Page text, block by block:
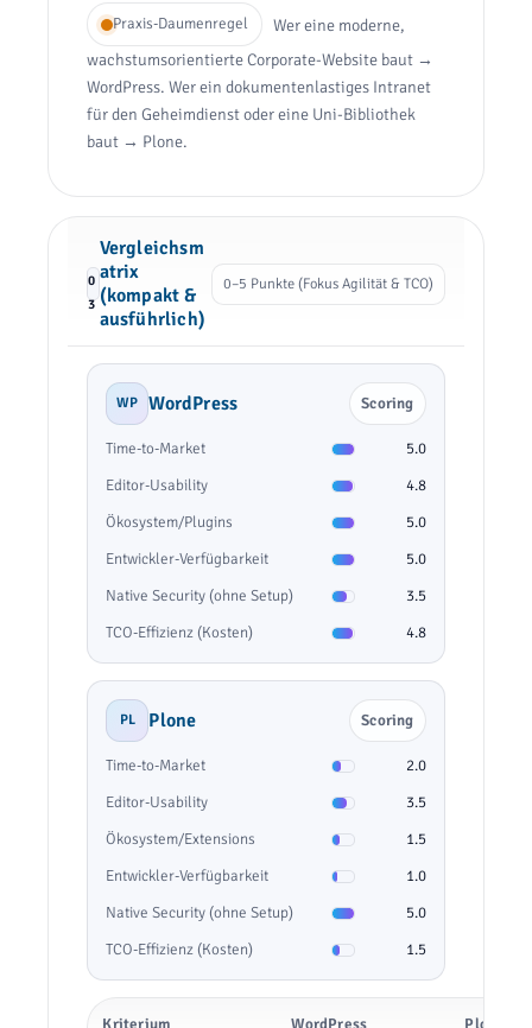
Praxis-Daumenregel
Wer eine moderne,
wachstumsorientierte Corporate-Website baut →
WordPress. Wer ein dokumentenlastiges Intranet
für den Geheimdienst oder eine Uni-Bibliothek
baut → Plone.
0
3
Vergleichsm
atrix
(kompakt &
ausführlich)
0–5 Punkte (Fokus Agilität & TCO)
WP WordPress Scoring
Time-to-Market
5.0
Editor-Usability
4.8
Ökosystem/Plugins
5.0
Entwickler-Verfügbarkeit
5.0
Native Security (ohne Setup)
3.5
TCO-Effizienz (Kosten)
4.8
PL Plone Scoring
Time-to-Market
2.0
Editor-Usability
3.5
Ökosystem/Extensions
1.5
Entwickler-Verfügbarkeit
1.0
Native Security (ohne Setup)
5.0
TCO-Effizienz (Kosten)
1.5